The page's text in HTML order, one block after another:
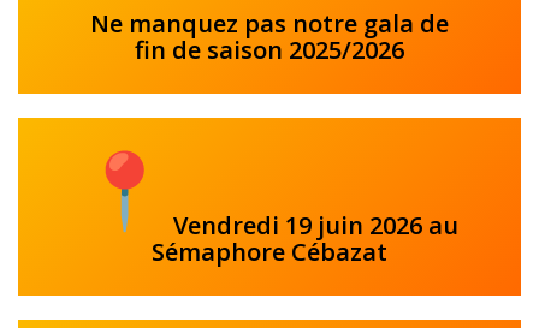
Ne manquez pas notre gala de
fin de saison 2025/2026
Vendredi 19 juin 2026 au
Sémaphore Cébazat